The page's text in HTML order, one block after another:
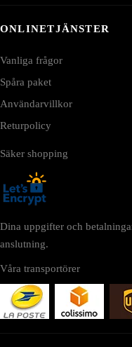
ONLINETJÄNSTER
Vanliga frågor
Spåra paket
Användarvillkor
Returpolicy
Säker shopping
Dina uppgifter och
anslutning.
Våra transportörer